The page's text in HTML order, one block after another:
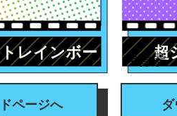
レインボー
ページへ
#背景
超